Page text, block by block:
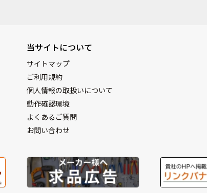
当サイトについて
サイトマップ
ご利用規約
個人情報の取扱いについて
動作確認環境
よくあるご質問
お問い合わせ